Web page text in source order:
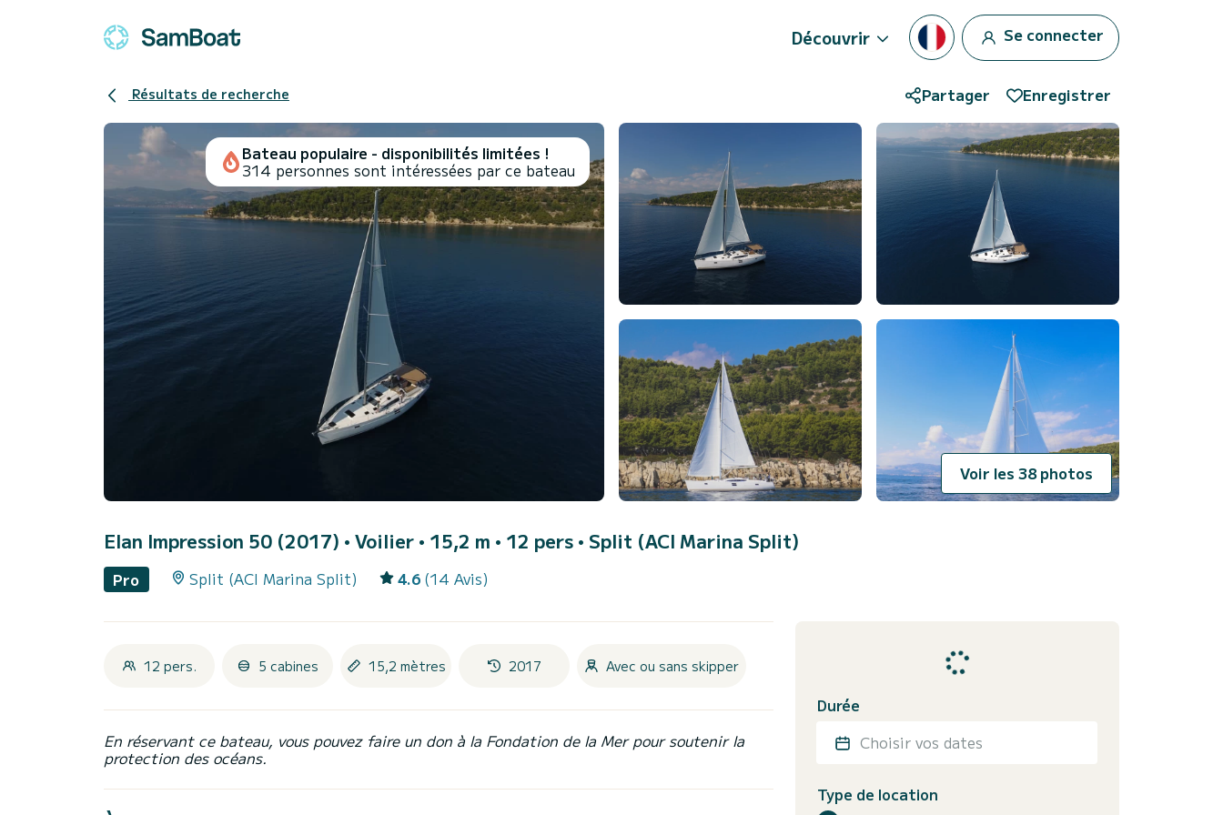
Découvrir Se connecter
Résultats de recherche Partager Enregistrer
Voir les 38 photos
Bateau populaire - disponibilités limitées !
314 personnes sont intéressées par ce bateau
Elan Impression 50 (2017) • Voilier • 15,2 m • 12 pers • Split (ACI Marina Split)
Pro Split (ACI Marina Split) 4.6 (14 Avis)
12 pers. 5 cabines 15,2 mètres 2017 Avec ou sans skipper
En réservant ce bateau, vous pouvez faire un don à la Fondation de la Mer pour soutenir la
protection des océans.
Durée
Choisir vos dates
Type de location